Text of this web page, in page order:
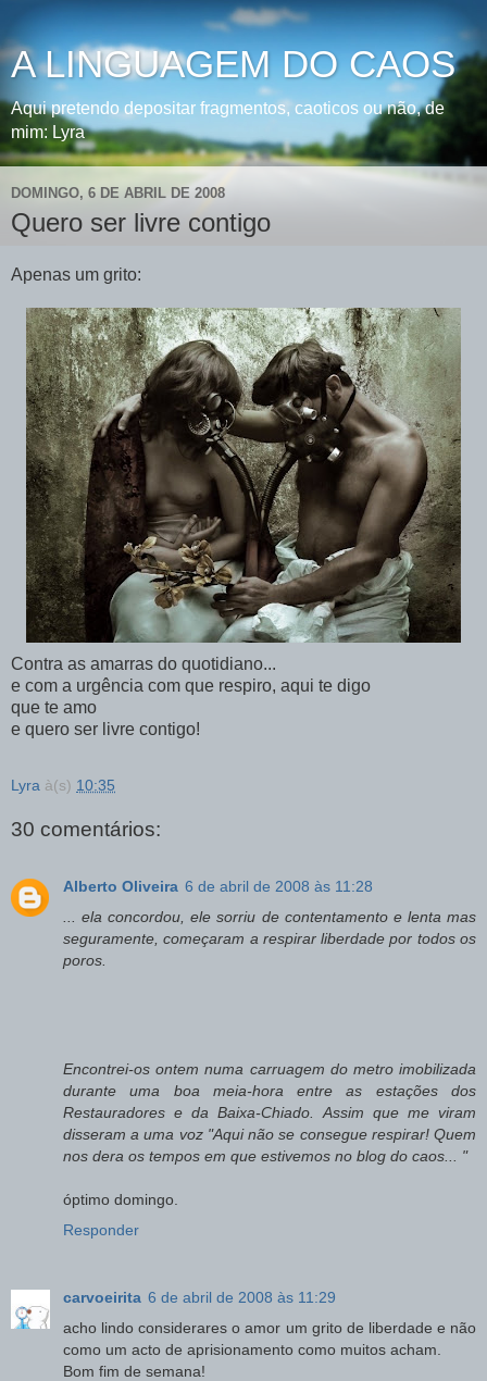
A LINGUAGEM DO CAOS
Aqui pretendo depositar fragmentos, caoticos ou não, de
mim: Lyra
DOMINGO, 6 DE ABRIL DE 2008
Quero ser livre contigo
Apenas um grito:
Contra as amarras do quotidiano...
e com a urgência com que respiro, aqui te digo
que te amo
e quero ser livre contigo!
Lyra à(s) 10:35
30 comentários:
Alberto Oliveira 6 de abril de 2008 às 11:28
... ela concordou, ele sorriu de contentamento e lenta mas
seguramente, começaram a respirar liberdade por todos os
poros.
Encontrei-os ontem numa carruagem do metro imobilizada
durante uma boa meia-hora entre as estações dos
Restauradores e da Baixa-Chiado. Assim que me viram
disseram a uma voz "Aqui não se consegue respirar! Quem
nos dera os tempos em que estivemos no blog do caos... "
óptimo domingo.
Responder
carvoeirita 6 de abril de 2008 às 11:29
acho lindo considerares o amor um grito de liberdade e não
como um acto de aprisionamento como muitos acham.
Bom fim de semana!